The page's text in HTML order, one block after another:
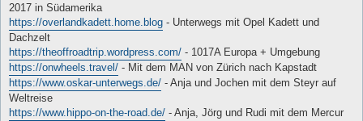
2017 in Südamerika
https://overlandkadett.home.blog - Unterwegs mit Opel Kadett und
Dachzelt
https://theoffroadtrip.wordpress.com/ - 1017A Europa + Umgebung
https://onwheels.travel/ - Mit dem MAN von Zürich nach Kapstadt
https://www.oskar-unterwegs.de/ - Anja und Jochen mit dem Steyr auf
Weltreise
https://www.hippo-on-the-road.de/ - Anja, Jörg und Rudi mit dem Mercur